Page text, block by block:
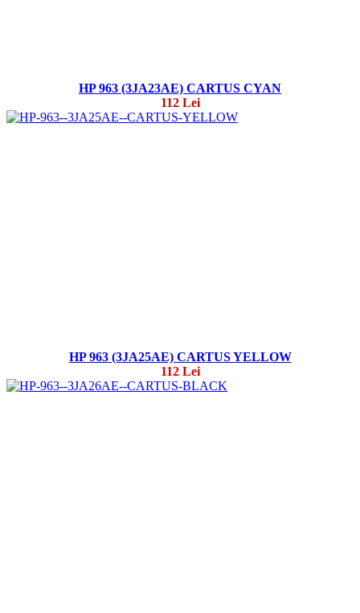
HP 963 (3JA23AE) CARTUS CYAN
112 Lei
HP 963 (3JA25AE) CARTUS YELLOW
112 Lei